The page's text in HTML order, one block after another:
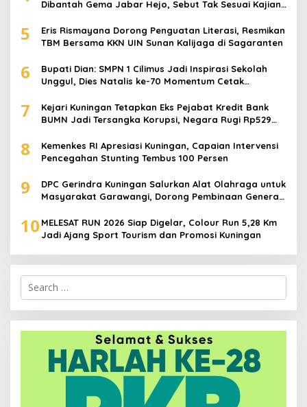
Dibantah Gema Jabar Hejo, Sebut Tak Sesuai Kajian
5
Eris Rismayana Dorong Penguatan Literasi, Resmikan
TBM Bersama KKN UIN Sunan Kalijaga di Sagaranten
6
Bupati Dian: SMPN 1 Cilimus Jadi Inspirasi Sekolah
Unggul, Dies Natalis ke-70 Momentum Cetak
7
Kejari Kuningan Tetapkan Eks Pejabat Kredit Bank
BUMN Jadi Tersangka Korupsi, Negara Rugi Rp529
8
Kemenkes RI Apresiasi Kuningan, Capaian Intervensi
Pencegahan Stunting Tembus 100 Persen
9
DPC Gerindra Kuningan Salurkan Alat Olahraga untuk
Masyarakat Garawangi, Dorong Pembinaan Generasi
10 MELESAT RUN 2026 Siap Digelar, Colour Run 5,28 Km
Jadi Ajang Sport Tourism dan Promosi Kuningan
Search
for: